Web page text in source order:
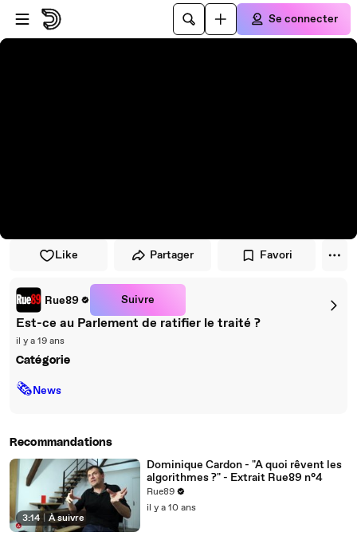
Passer au player
Passer au contenu principal
Se connecter
Like Partager Favori
Rue89 Suivre
Est-ce au Parlement de ratifier le traité ?
il y a 19 ans
Catégorie
🗞News
Recommandations
3:14 À suivre
Dominique Cardon - "A quoi rêvent les
algorithmes ?" - Extrait Rue89 n°4
Rue89
il y a 10 ans